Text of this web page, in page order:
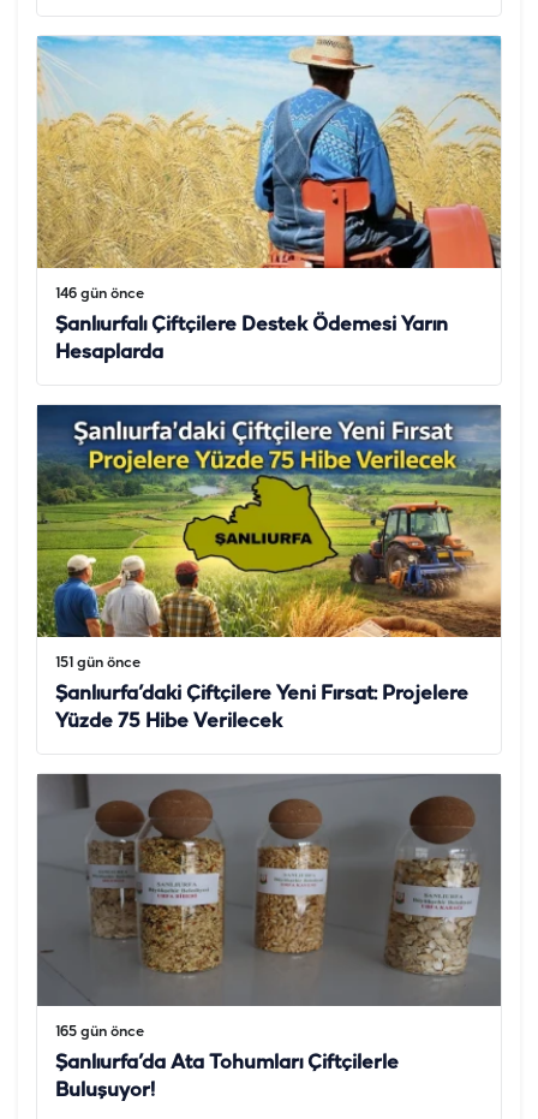
146 gün önce
Şanlıurfalı Çiftçilere Destek Ödemesi Yarın
Hesaplarda
151 gün önce
Şanlıurfa’daki Çiftçilere Yeni Fırsat: Projelere
Yüzde 75 Hibe Verilecek
165 gün önce
Şanlıurfa’da Ata Tohumları Çiftçilerle
Buluşuyor!